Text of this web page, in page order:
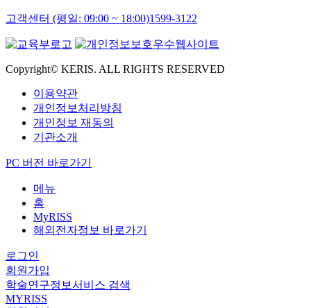
고객센터 (평일: 09:00 ~ 18:00)1599-3122
Copyright© KERIS. ALL RIGHTS RESERVED
이용약관
개인정보처리방침
개인정보 재동의
기관소개
PC 버전 바로가기
메뉴
홈
MyRISS
해외전자정보 바로가기
로그인
회원가입
학술연구정보서비스 검색
MYRISS